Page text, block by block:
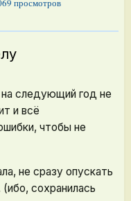
Этма ( семена от
реденько, чтобы
(11
теплице) розовым
остальные 36.
просмотров
следующий год не
и всё
чтобы не
не сразу опускать
сохранилась